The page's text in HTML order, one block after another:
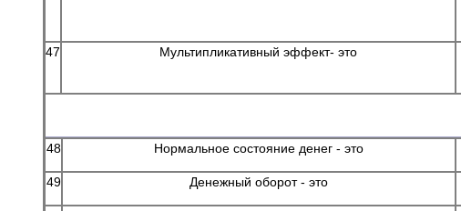
47 Мультипликативный эффект- это
48 Нормальное состояние денег - это
49 Денежный оборот - это